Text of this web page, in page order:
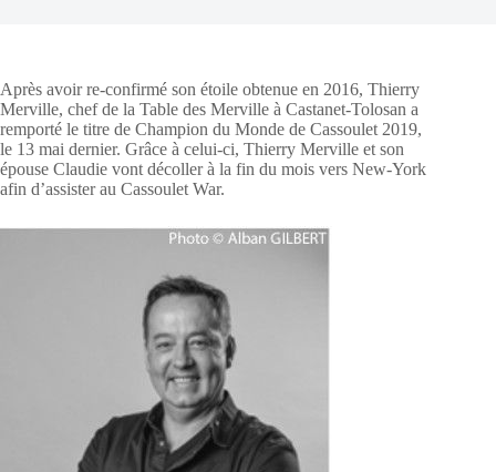
Après avoir re-confirmé son étoile obtenue en 2016, Thierry
Merville, chef de la Table des Merville à Castanet-Tolosan a
remporté le titre de Champion du Monde de Cassoulet 2019,
le 13 mai dernier. Grâce à celui-ci, Thierry Merville et son
épouse Claudie vont décoller à la fin du mois vers New-York
afin d’assister au Cassoulet War.